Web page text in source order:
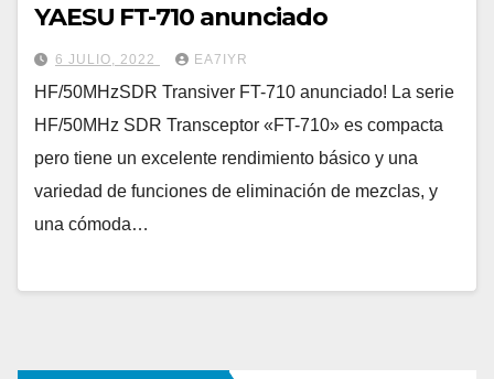
YAESU FT-710 anunciado
6 JULIO, 2022 EA7IYR
HF/50MHzSDR Transiver FT-710 anunciado! La serie
HF/50MHz SDR Transceptor «FT-710» es compacta
pero tiene un excelente rendimiento básico y una
variedad de funciones de eliminación de mezclas, y
una cómoda…